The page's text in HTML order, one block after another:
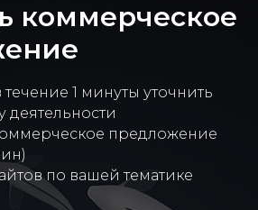
коммерческое
1 минуты уточнить
деятельности
предложение
по вашей тематике